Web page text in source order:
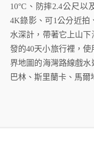
10°C、防摔2.4公尺以
4K錄影、可1公分近拍
水深計，帶著它上山
發的40天小旅行裡，使
界地圖的海灣路線戲水
巴林、斯里蘭卡、馬爾